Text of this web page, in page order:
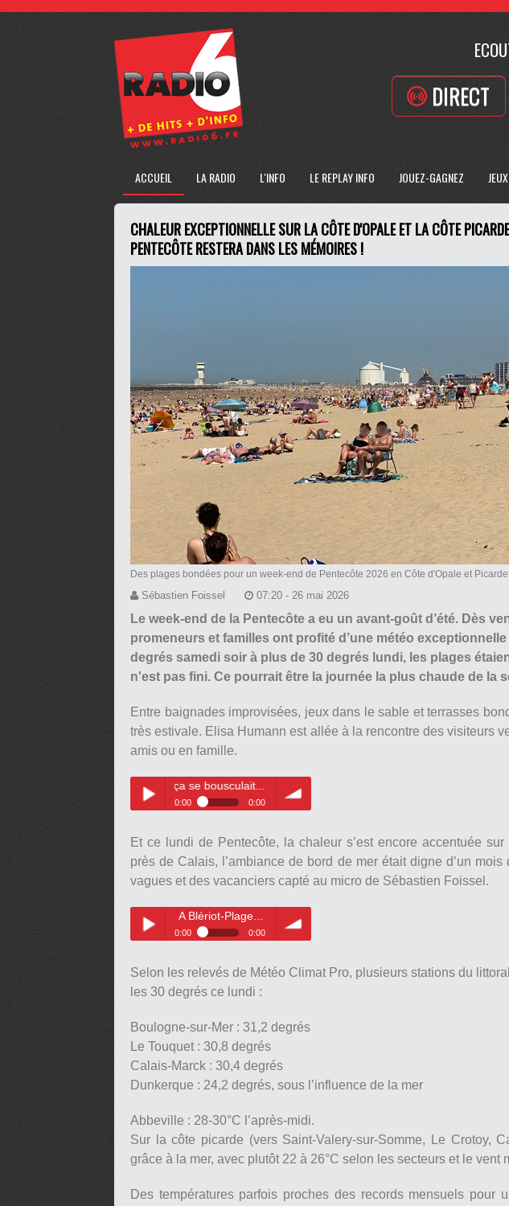
DIRECT
ACCUEIL LA RADIO L'INFO LE REPLAY INFO JOUEZ-GAGNEZ
CHALEUR EXCEPTIONNELLE SUR LA CÔTE D'OPALE ET LA CÔTE
PENTECÔTE RESTERA DANS LES MÉMOIRES !
Des plages bondées pour un week-end de Pentecôte 2026 en Côte d'Opale et
Sébastien Foissel 07:20 - 26 mai 2026
Le week-end de la Pentecôte a eu un avant-goût d’été. Dès
promeneurs et familles ont profité d’une météo
degrés samedi soir à plus de 30 degrés lundi, les plages
n'est pas fini. Ce pourrait être la journée la plus chaude de la
Entre baignades improvisées, jeux dans le sable et terrasses
très estivale. Elisa Humann est allée à la rencontre des visiteurs
amis ou en famille.
Play /
vendredi soir, ça se bousculait...
0:00 0:00
volume
soir, ça se bousculait...
Et ce lundi de Pentecôte, la chaleur s’est encore accentuée
près de Calais, l’ambiance de bord de mer était digne d’un
vagues et des vacanciers capté au micro de Sébastien Foissel.
Play /
pause
A Blériot-Plage...
0:00 0:00
volume
Selon les relevés de Météo Climat Pro, plusieurs stations du
les 30 degrés ce lundi :
Boulogne-sur-Mer : 31,2 degrés
Le Touquet : 30,8 degrés
Calais-Marck : 30,4 degrés
Dunkerque : 24,2 degrés, sous l’influence de la mer
Abbeville : 28-30°C l’après-midi.
Sur la côte picarde (vers Saint-Valery-sur-Somme, Le Crotoy,
grâce à la mer, avec plutôt 22 à 26°C selon les secteurs et le vent
Des températures parfois proches des records mensuels pour